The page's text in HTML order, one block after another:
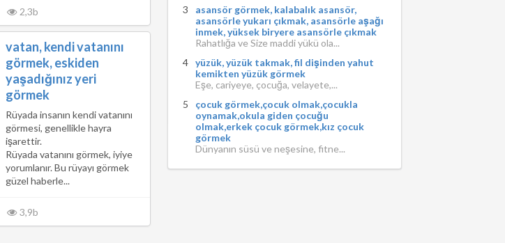
2,3b
vatan, kendi vatanını
görmek, eskiden
yaşadığınız yeri
görmek
Rüyada insanın kendi vatanını
görmesi, genellikle hayra
işarettir.
Rüyada vatanını görmek, iyiye
yorumlanır. Bu rüyayı görmek
güzel haberle...
3,9b
asansör görmek, kalabalık asansör,
asansörle yukarı çıkmak, asansörle aşağı
inmek, yüksek biryere asansörle çıkmak
Rahatlığa ve Size maddi yükü ola...
yüzük, yüzük takmak, fil dişinden yahut
kemikten yüzük görmek
Eşe, cariyeye, çocuğa, velayete,...
çocuk görmek,çocuk olmak,çocukla
oynamak,okula giden çocuğu
olmak,erkek çocuk görmek,kız çocuk
görmek
Dünyanın süsü ve neşesine, fitne...